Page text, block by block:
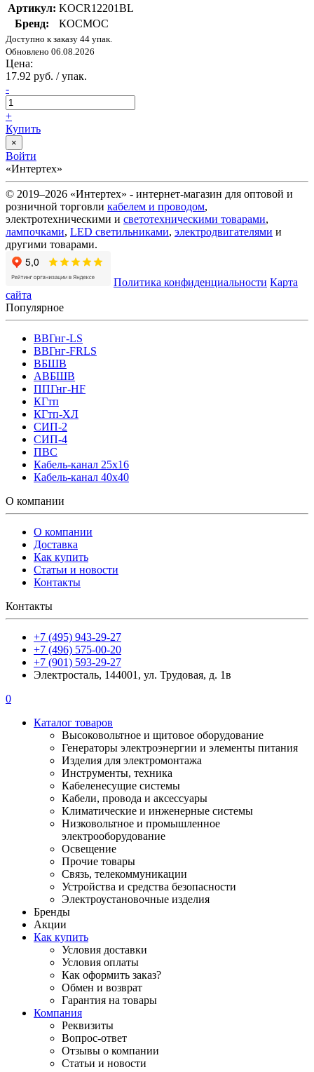
Артикул: KOCR12201BL
Бренд:
КОСМОС
Доступно к заказу 44 упак.
Обновлено 06.08.2026
Цена:
17.92 руб. / упак.
-
+
Купить
×
Войти
«Интертех»
© 2019–2026 «Интертех» - интернет-магазин для оптовой и
розничной торговли кабелем и проводом,
электротехническими и светотехническими товарами,
лампочками, LED светильниками, электродвигателями и
другими товарами.
Политика конфиденциальности Карта
сайта
Популярное
ВВГнг-LS
ВВГнг-FRLS
ВБШВ
АВБШВ
ППГнг-HF
КГтп
КГтп-ХЛ
СИП-2
СИП-4
ПВС
Кабель-канал 25х16
Кабель-канал 40х40
О компании
О компании
Доставка
Как купить
Статьи и новости
Контакты
Контакты
+7 (495) 943-29-27
+7 (496) 575-00-20
+7 (901) 593-29-27
Электросталь, 144001, ул. Трудовая, д. 1в
0
Каталог товаров
Высоковольтное и щитовое оборудование
Генераторы электроэнергии и элементы питания
Изделия для электромонтажа
Инструменты, техника
Кабеленесущие системы
Кабели, провода и аксессуары
Климатические и инженерные системы
Низковольтное и промышленное
электрооборудование
Освещение
Прочие товары
Связь, телекоммуникации
Устройства и средства безопасности
Электроустановочные изделия
Бренды
Акции
Как купить
Условия доставки
Условия оплаты
Как оформить заказ?
Обмен и возврат
Гарантия на товары
Компания
Реквизиты
Вопрос-ответ
Отзывы о компании
Статьи и новости